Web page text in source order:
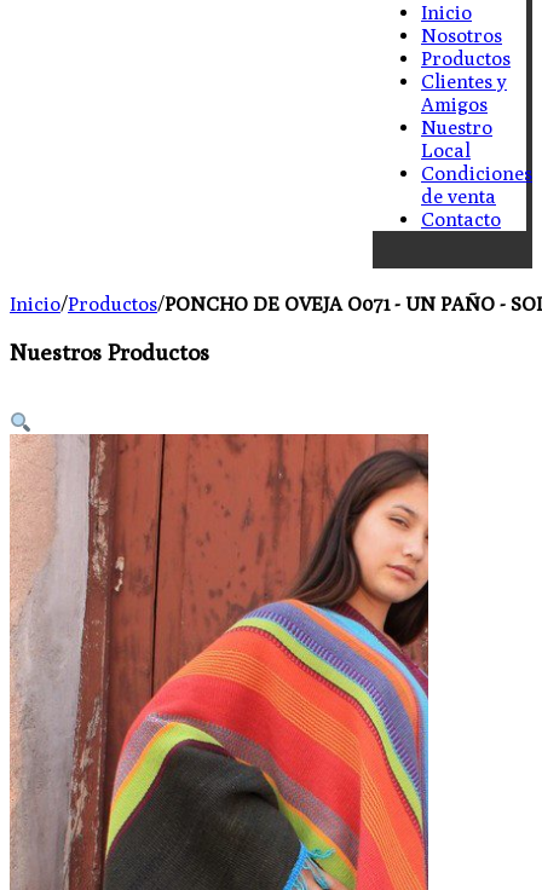
Inicio
Nosotros
Productos
Clientes y
Amigos
Nuestro
Local
Condiciones
de venta
Contacto
Inicio/Productos/PONCHO DE OVEJA O071 - UN PAÑO -
Nuestros Productos